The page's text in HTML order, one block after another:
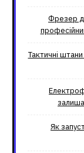
Фрезер
Тактичні штани
Як